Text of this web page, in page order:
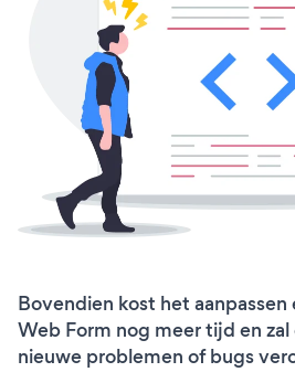
Bovendien kost het
Web Form nog meer tijd en
nieuwe problemen of bugs